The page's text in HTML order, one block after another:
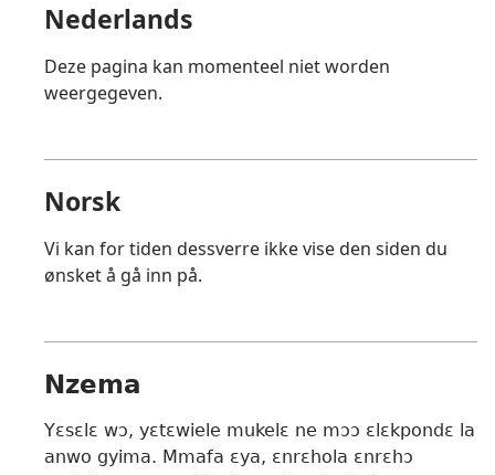
Nederlands
Deze pagina kan momenteel niet worden
weergegeven.
Norsk
Vi kan for tiden dessverre ikke vise den siden du
ønsket å gå inn på.
Nzema
Yɛsɛlɛ wɔ, yɛtɛwiele mukelɛ ne mɔɔ ɛlɛkpondɛ la
anwo gyima. Mmafa ɛya, ɛnrɛhola ɛnrɛhɔ